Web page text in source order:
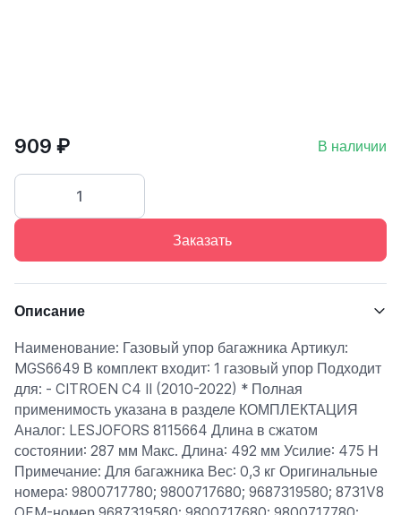
909 ₽ В наличии
Заказать
Описание
Наименование: Газовый упор багажника Артикул:
MGS6649 В комплект входит: 1 газовый упор Подходит
для: - CITROEN C4 II (2010-2022) * Полная
применимость указана в разделе КОМПЛЕКТАЦИЯ
Аналог: LESJOFORS 8115664 Длина в сжатом
состоянии: 287 мм Макс. Длина: 492 мм Усилие: 475 Н
Примечание: Для багажника Вес: 0,3 кг Оригинальные
номера: 9800717780; 9800717680; 9687319580; 8731V8